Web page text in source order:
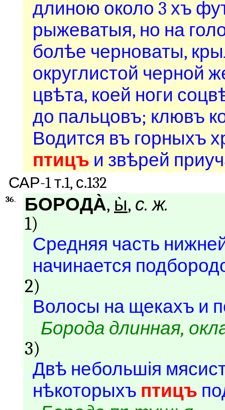
длиною около 3 хъ
рыжеватыя, но на
болѣе черноваты,
округлистой черной
цвѣта, коей ноги
до пальцовъ; клювъ
Водится въ горныхъ
птицъ и звѣрей
САР-1 т.1, с.132
36. БОРОДА̀, ы̀, с. ж.
1)
Средняя часть
начинается
2)
Волосы на щекахъ и
Борода длинная,
3)
Двѣ небольшія
нѣкоторыхъ птицъ